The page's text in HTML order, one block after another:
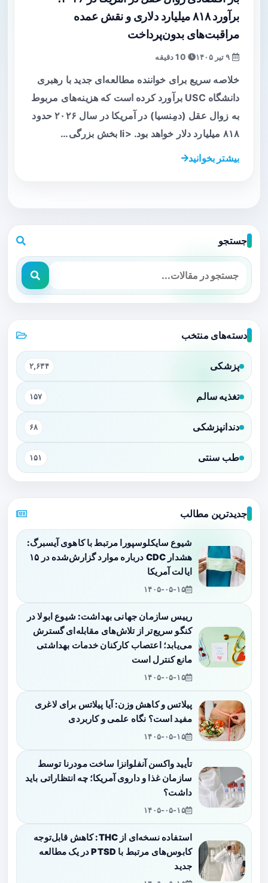
برآورد ۸۱۸ میلیارد دلاری و نقش عمده
مراقبت‌های بدون‌پرداخت
خلاصه سریع برای خواننده مطالعه‌ای جدید با رهبری
دانشگاه USC برآورد کرده است که هزینه‌های مربوط
به زوال عقل (دمِنسیا) در آمریکا در سال ۲۰۲۶ حدود
۸۱۸ میلیارد دلار خواهد بود. <li بخش بزرگی…
بیشتر بخوانید
جستجو
دسته‌های منتخب
پزشکی ۲,۶۳۴
تغذیه سالم ۱۵۷
دندانپزشکی ۶۸
طب سنتی ۱۵۱
جدیدترین مطالب
شیوع سایکلوسپورا مرتبط با کاهوی آیسبرگ:
هشدار CDC درباره موارد گزارش‌شده در ۱۵
ایالت آمریکا
۱۴۰۵-۰۵-۱۵
رییس سازمان جهانی بهداشت: شیوع ابولا در
کنگو سریع‌تر از تلاش‌های مقابله‌ای گسترش
می‌یابد؛ اعتصاب کارکنان خدمات بهداشتی
مانع کنترل است
۱۴۰۵-۰۵-۱۵
پیلاتس و کاهش وزن: آیا پیلاتس برای لاغری
مفید است؟ نگاه علمی و کاربردی
۱۴۰۵-۰۵-۱۵
تأیید واکسن آنفلوانزا ساخت مودرنا توسط
سازمان غذا و داروی آمریکا؛ چه انتظاراتی باید
داشت؟
۱۴۰۵-۰۵-۱۵
استفاده نسخه‌ای از THC: کاهش قابل‌توجه
کابوس‌های مرتبط با PTSD در یک مطالعه
جدید